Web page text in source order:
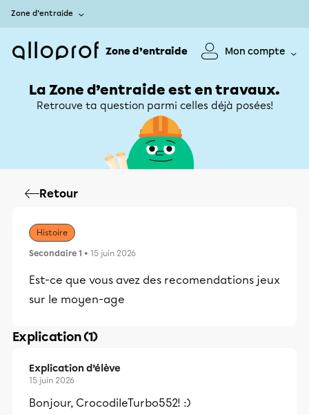
Zone d’entraide
Zone d’entraide Mon compte
La Zone d’entraide est en travaux.
Retrouve ta question parmi celles déjà posées!
Retour
Histoire
Secondaire 1 • 15 juin 2026
Est-ce que vous avez des recomendations jeux
sur le moyen-age
Explication (1)
Explication d’élève
15 juin 2026
Bonjour, CrocodileTurbo552! :)